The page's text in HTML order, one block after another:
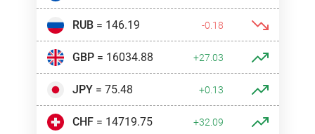
RUB= 146.19 -0.18
GBP= 16034.88 +27.03
JPY= 75.48 +0.13
CHF= 14719.75 +32.09